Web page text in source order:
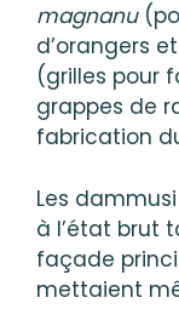
magnanu
d’orangers
(grilles pour
grappes de
fabrication
Les
à l’état brut
façade
mettaient